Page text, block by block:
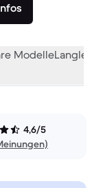
Modelle
4,6/5